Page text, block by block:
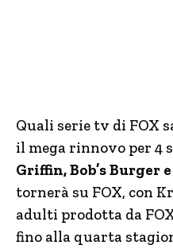
Quali serie tv di FOX
il mega rinnovo per 4
Griffin, Bob’s Burger
tornerà su FOX, con
adulti prodotta da
fino alla quarta